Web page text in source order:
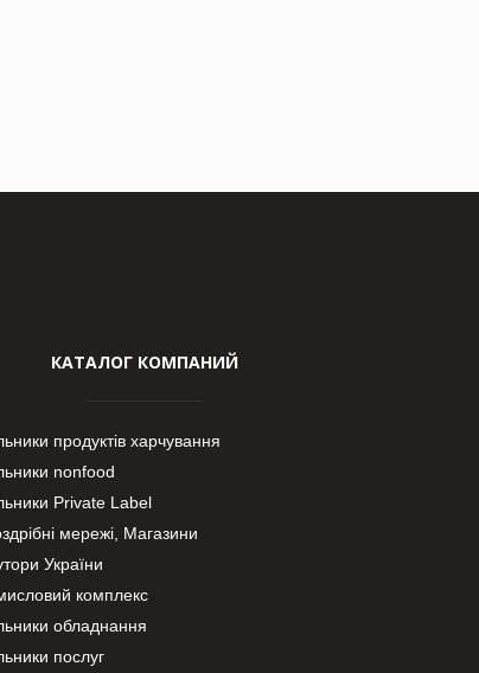
КАТАЛОГ КОМПАНИЙ
продуктів харчування
nonfood
Private Label
мережі, Магазини
України
комплекс
обладнання
послуг